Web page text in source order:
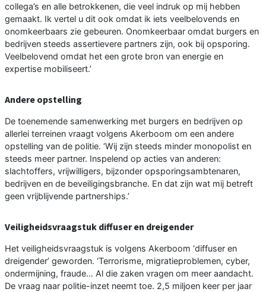
collega’s en alle betrokkenen, die veel indruk op mij hebben
gemaakt. Ik vertel u dit ook omdat ik iets veelbelovends en
onomkeerbaars zie gebeuren. Onomkeerbaar omdat burgers en
bedrijven steeds assertievere partners zijn, ook bij opsporing.
Veelbelovend omdat het een grote bron van energie en
expertise mobiliseert.’
Andere opstelling
De toenemende samenwerking met burgers en bedrijven op
allerlei terreinen vraagt volgens Akerboom om een andere
opstelling van de politie. ‘Wij zijn steeds minder monopolist en
steeds meer partner. Inspelend op acties van anderen:
slachtoffers, vrijwilligers, bijzonder opsporingsambtenaren,
bedrijven en de beveiligingsbranche. En dat zijn wat mij betreft
geen vrijblijvende partnerships.’
Veiligheidsvraagstuk diffuser en dreigender
Het veiligheidsvraagstuk is volgens Akerboom ‘diffuser en
dreigender’ geworden. ‘Terrorisme, migratieproblemen, cyber,
ondermijning, fraude… Al die zaken vragen om meer aandacht.
De vraag naar politie-inzet neemt toe. 2,5 miljoen keer per jaar